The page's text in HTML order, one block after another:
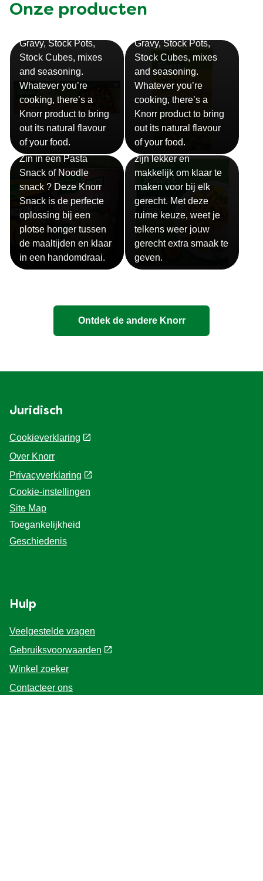
Onze producten
Gravy, Stock Pots,
Stock Cubes, mixes
and seasoning.
Whatever you’re
cooking, there’s a
Knorr product to bring
out its natural flavour
of your food.
Gravy, Stock Pots,
Stock Cubes, mixes
and seasoning.
Whatever you’re
cooking, there’s a
Knorr product to bring
out its natural flavour
of your food.
Snackpots
Zin in een Pasta
Snack of Noodle
snack ? Deze Knorr
Snack is de perfecte
oplossing bij een
plotse honger tussen
de maaltijden en klaar
in een handomdraai.
Sauzen
Onze Knorr sauzen
zijn lekker en
makkelijk om klaar te
maken voor bij elk
gerecht. Met deze
ruime keuze, weet je
telkens weer jouw
gerecht extra smaak te
geven.
Ontdek de andere Knorr
Juridisch
Cookieverklaring
Over Knorr
Privacyverklaring
Cookie-instellingen
Site Map
Toegankelijkheid
Geschiedenis
Hulp
Veelgestelde vragen
Gebruiksvoorwaarden
Winkel zoeker
Contacteer ons